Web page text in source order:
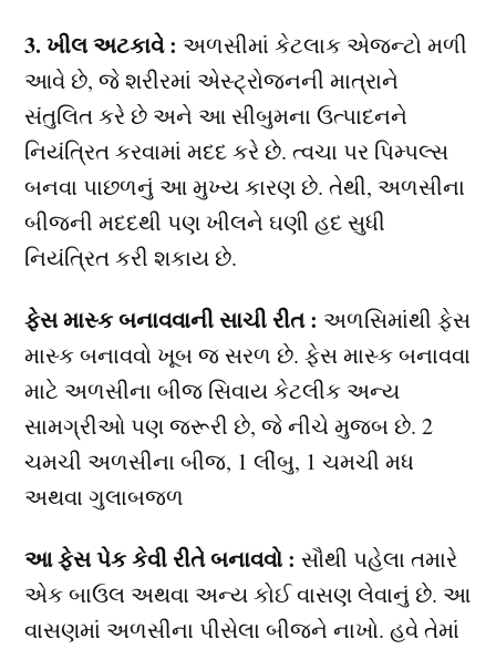
3. ખીલ અટકાવે : અળસીમાં કેટલાક એજન્ટો મળી
આવે છે, જે શરીરમાં એસ્ટ્રોજનની માત્રાને
સંતુલિત કરે છે અને આ સીબુમના ઉત્પાદનને
નિયંત્રિત કરવામાં મદદ કરે છે. ત્વચા પર પિમ્પલ્સ
બનવા પાછળનું આ મુખ્ય કારણ છે. તેથી, અળસીના
બીજની મદદથી પણ ખીલને ઘણી હદ સુધી
નિયંત્રિત કરી શકાય છે.
ફેસ માસ્ક બનાવવાની સાચી રીત : અળસિમાંથી ફેસ
માસ્ક બનાવવો ખૂબ જ સરળ છે. ફેસ માસ્ક બનાવવા
માટે અળસીના બીજ સિવાય કેટલીક અન્ય
સામગ્રીઓ પણ જરૂરી છે, જે નીચે મુજબ છે. 2
ચમચી અળસીના બીજ, 1 લીંબુ, 1 ચમચી મધ
અથવા ગુલાબજળ
આ ફેસ પેક કેવી રીતે બનાવવો : સૌથી પહેલા તમારે
એક બાઉલ અથવા અન્ય કોઈ વાસણ લેવાનું છે. આ
વાસણમાં અળસીના પીસેલા બીજને નાખો. હવે તેમાં